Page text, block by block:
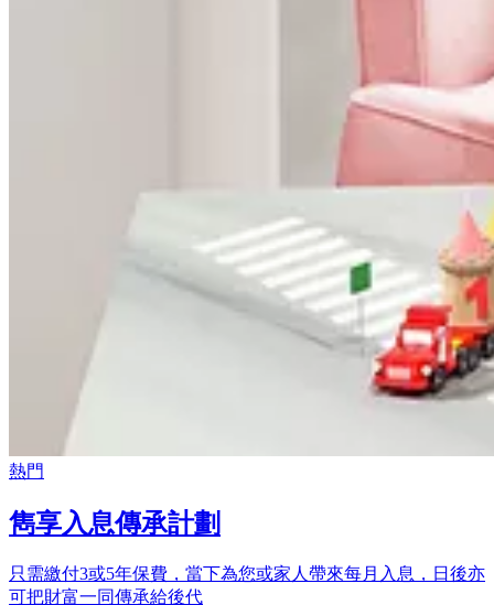
熱門
雋享入息傳承計劃
只需繳付3或5年保費，當下為您或家人帶來每月入息，日後亦
可把財富一同傳承給後代